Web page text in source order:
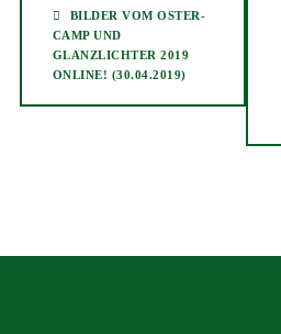
BILDER VOM OSTER-
CAMP UND
GLANZLICHTER 2019
ONLINE! (30.04.2019)